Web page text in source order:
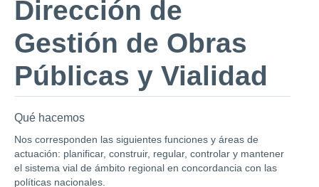
Dirección de
Gestión de Obras
Públicas y Vialidad
Qué hacemos
Nos corresponden las siguientes funciones y áreas de
actuación: planificar, construir, regular, controlar y mantener
el sistema vial de ámbito regional en concordancia con las
políticas nacionales.